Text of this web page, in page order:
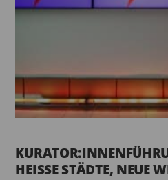
HEISSE STÄDTE, NEUE